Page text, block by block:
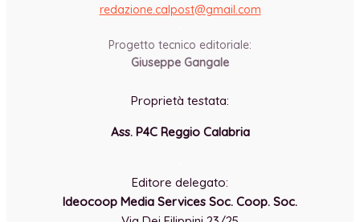
redazione.calpost@gmail.com
Progetto tecnico editoriale:
Giuseppe Gangale
Proprietà testata:
Ass. P4C Reggio Calabria
Editore delegato:
Ideocoop Media Services Soc. Coop. Soc.